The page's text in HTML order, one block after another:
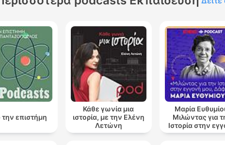
επιστήμη
Κάθε γωνία μια
ιστορία, με την Ελένη
Λετώνη
Μαρία
Μιλώντας για
Ιστορία στην
μου, Δάφνη